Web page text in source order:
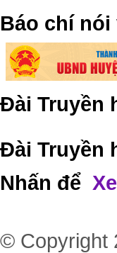
​Báo chí
Đài Truyền
Đài Truyền
Nhấn để
© Copyright